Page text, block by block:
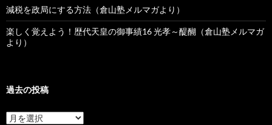
減税を政局にする方法（倉山塾メルマガより）
楽しく覚えよう！歴代天皇の御事績16 光孝～醍醐（倉山塾メルマガ
より）
過去の投稿
過